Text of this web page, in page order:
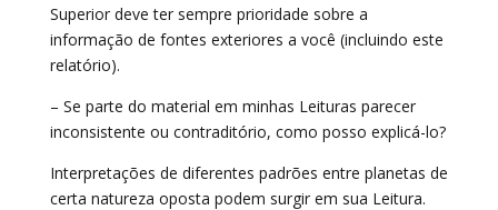
Superior deve ter sempre prioridade sobre a
informação de fontes exteriores a você (incluindo este
relatório).
– Se parte do material em minhas Leituras parecer
inconsistente ou contraditório, como posso explicá-lo?
Interpretações de diferentes padrões entre planetas de
certa natureza oposta podem surgir em sua Leitura.